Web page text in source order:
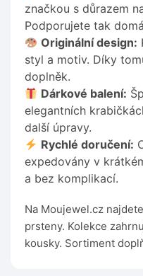
značkou s důrazem
Podporujete tak
Originální design:
styl a motiv. Díky
doplněk.
Dárkové balení:
elegantních
další úpravy.
Rychlé doručení:
expedovány v
a bez komplikací.
Na Moujewel.cz
prsteny. Kolekce
kousky. Sortiment